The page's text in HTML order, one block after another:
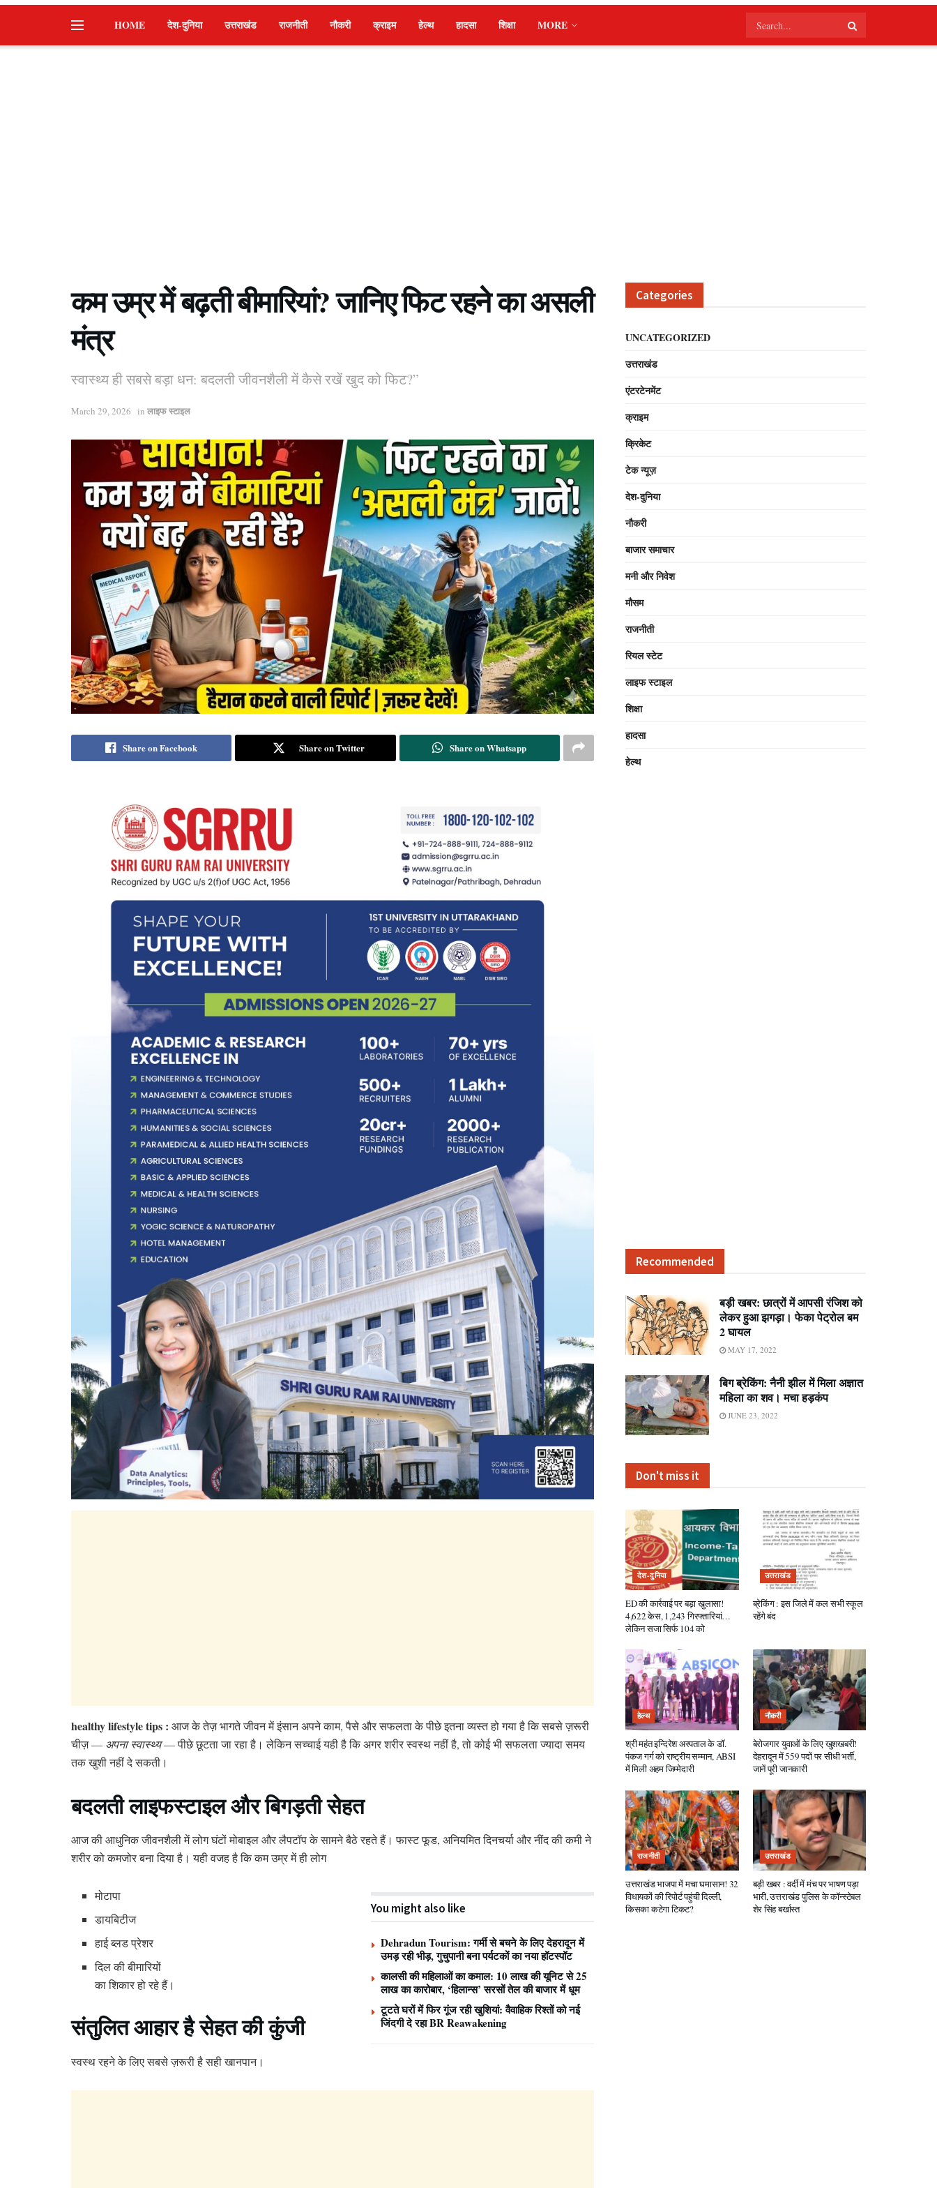
HOME देश-दुनिया उत्तराखंड राजनीती नौकरी क्राइम हेल्थ हादसा शिक्षा MORE
कम उम्र में बढ़ती बीमारियां? जानिए फिट रहने का असली
मंत्र
स्वास्थ्य ही सबसे बड़ा धन: बदलती जीवनशैली में कैसे रखें खुद को फिट?”
March 29, 2026 in लाइफ स्टाइल
Share on Facebook Share on Twitter Share on Whatsapp
healthy lifestyle tips : आज के तेज़ भागते जीवन में इंसान अपने काम, पैसे और सफलता के पीछे इतना व्यस्त हो गया है कि सबसे ज़रूरी
चीज़ — अपना स्वास्थ्य— पीछे छूटता जा रहा है। लेकिन सच्चाई यही है कि अगर शरीर स्वस्थ नहीं है, तो कोई भी सफलता ज्यादा समय
तक खुशी नहीं दे सकती।
बदलती लाइफस्टाइल और बिगड़ती सेहत
आज की आधुनिक जीवनशैली में लोग घंटों मोबाइल और लैपटॉप के सामने बैठे रहते हैं। फास्ट फूड, अनियमित दिनचर्या और नींद की कमी ने
शरीर को कमजोर बना दिया है। यही वजह है कि कम उम्र में ही लोग
You might also like
Dehradun Tourism: गर्मी से बचने के लिए देहरादून में
उमड़ रही भीड़, गुचुपानी बना पर्यटकों का नया हॉटस्पॉट
कालसी की महिलाओं का कमाल: 10 लाख की यूनिट से 25
लाख का कारोबार, ‘हिलान्स’ सरसों तेल की बाजार में धूम
टूटते घरों में फिर गूंज रही खुशियां: वैवाहिक रिश्तों को नई
जिंदगी दे रहा BR Reawakening
मोटापा
डायबिटीज
हाई ब्लड प्रेशर
दिल की बीमारियों
का शिकार हो रहे हैं।
संतुलित आहार है सेहत की कुंजी
स्वस्थ रहने के लिए सबसे ज़रूरी है सही खानपान।
Categories
UNCATEGORIZED
उत्तराखंड
एंटरटेनमेंट
क्राइम
क्रिकेट
टेक न्यूज़
देश-दुनिया
नौकरी
बाजार समाचार
मनी और निवेश
मौसम
राजनीती
रियल स्टेट
लाइफ स्टाइल
शिक्षा
हादसा
हेल्थ
Recommended
बड़ी खबर: छात्रों में आपसी रंजिश को
लेकर हुआ झगड़ा। फेका पेट्रोल बम
2 घायल
MAY 17, 2022
बिग ब्रेकिंग: नैनी झील में मिला अज्ञात
महिला का शव। मचा हड़कंप
JUNE 23, 2022
Don't miss it
देश-दुनिया
ED की कार्रवाई पर बड़ा खुलासा!
4,622 केस, 1,243 गिरफ्तारियां…
लेकिन सजा सिर्फ 104 को
उत्तराखंड
ब्रेकिंग : इस जिले में कल सभी स्कूल
रहेंगे बंद
हेल्थ
श्री महंत इन्दिरेश अस्पताल के डॉ.
पंकज गर्ग को राष्ट्रीय सम्मान, ABSI
में मिली अहम जिम्मेदारी
नौकरी
बेरोजगार युवाओं के लिए खुशखबरी!
देहरादून में 559 पदों पर सीधी भर्ती,
जानें पूरी जानकारी
राजनीती
उत्तराखंड भाजपा में मचा घमासान! 32
विधायकों की रिपोर्ट पहुंची दिल्ली,
किसका कटेगा टिकट?
उत्तराखंड
बड़ी खबर : वर्दी में मंच पर भाषण पड़ा
भारी, उत्तराखंड पुलिस के कॉन्स्टेबल
शेर सिंह बर्खास्त